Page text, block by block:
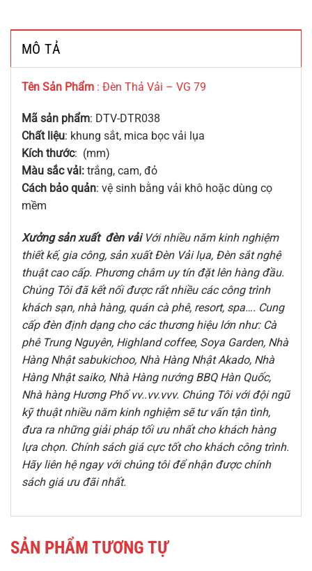
MÔ TẢ
Tên Sản Phẩm : Đèn Thả Vải – VG 79
Mã sản phẩm: DTV-DTR038
Chất liệu: khung sắt, mica bọc vải lụa
Kích thước: (mm)
Màu sắc vải: trắng, cam, đỏ
Cách bảo quản: vệ sinh bằng vải khô hoặc dùng cọ
mềm
Xưởng sản xuất đèn vảiVới nhiều năm kinh nghiệm
thiết kế, gia công, sản xuất Đèn Vải lụa, Đèn sắt nghệ
thuật cao cấp. Phương châm uy tín đặt lên hàng đầu.
Chúng Tôi đã kết nối được rất nhiều các công trình
khách sạn, nhà hàng, quán cà phê, resort, spa…. Cung
cấp đèn định dạng cho các thương hiệu lớn như: Cà
phê Trung Nguyên, Highland coffee, Soya Garden, Nhà
Hàng Nhật sabukichoo, Nhà Hàng Nhật Akado, Nhà
Hàng Nhật saiko, Nhà Hàng nướng BBQ Hàn Quốc,
Nhà hàng Hương Phố vv..vv.vvv. Chúng Tôi với đội ngũ
kỹ thuật nhiều năm kinh nghiệm sẽ tư vấn tận tình,
đưa ra những giải pháp tối ưu nhất cho khách hàng
lựa chọn. Chính sách giá cực tốt cho khách công trình.
Hãy liên hệ ngay với chúng tôi để nhận được chính
sách giá ưu đãi nhất.
SẢN PHẨM TƯƠNG TỰ